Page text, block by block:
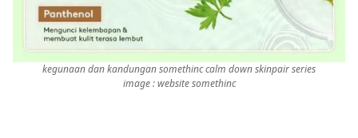
kegunaan dan kandungan somethinc calm down skinpair series
image : website somethinc